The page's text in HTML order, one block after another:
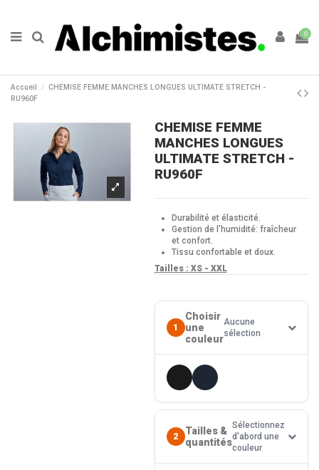
0
Accueil
CHEMISE FEMME MANCHES LONGUES ULTIMATE STRETCH -
RU960F
CHEMISE FEMME
MANCHES LONGUES
ULTIMATE STRETCH -
RU960F
Durabilité et élasticité.
Gestion de l’humidité: fraîcheur
et confort.
Tissu confortable et doux.
Tailles : XS - XXL
1
Choisir
une
couleur
Aucune
sélection
2
Tailles &
quantités
Sélectionnez
d'abord une
couleur